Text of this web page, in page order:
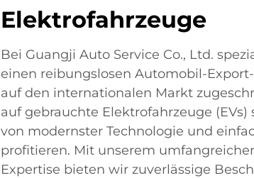
Elektrofahrzeuge
Bei Guangji Auto Service Co., Ltd.
einen reibungslosen Automobil-
auf den internationalen Markt
auf gebrauchte Elektrofahrzeuge (EVs)
von modernster Technologie und
profitieren. Mit unserem
Expertise bieten wir zuverlässige